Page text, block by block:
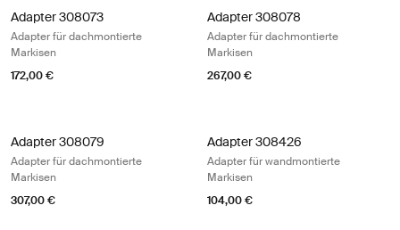
Adapter 308073
Adapter für dachmontierte
Markisen
172,00 €
Adapter 308078
Adapter für dachmontierte
Markisen
267,00 €
Adapter 308079
Adapter für dachmontierte
Markisen
307,00 €
Adapter 308426
Adapter für wandmontierte
Markisen
104,00 €